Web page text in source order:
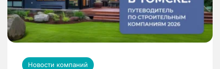
Новости компаний